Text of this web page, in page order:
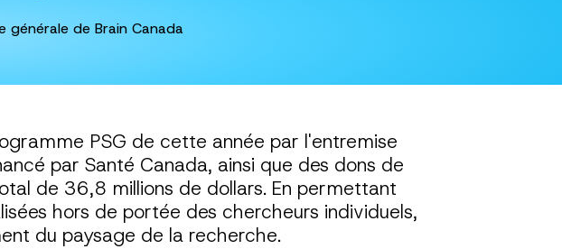
générale de Brain Canada
PSG de cette année par l'entremise
par Santé Canada, ainsi que des dons de
de 36,8 millions de dollars. En permettant
hors de portée des chercheurs individuels,
du paysage de la recherche.